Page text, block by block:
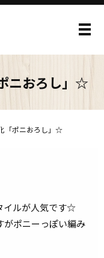
メ
ニおろし」☆
「ポニおろし」☆
イルが人気です☆
がポニーっぽい編み